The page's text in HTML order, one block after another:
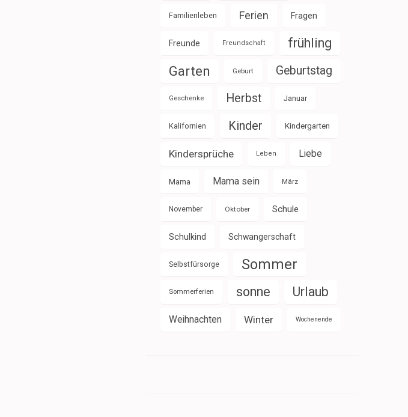
Familienleben Ferien Fragen
Freunde Freundschaft frühling
Garten Geburt Geburtstag
Geschenke Herbst Januar
Kalifornien Kinder Kindergarten
Kindersprüche Leben Liebe
Mama Mama sein März
November Oktober Schule
Schulkind Schwangerschaft
Selbstfürsorge Sommer
Sommerferien sonne Urlaub
Weihnachten Winter Wochenende